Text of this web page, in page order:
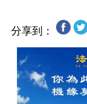
分享到：